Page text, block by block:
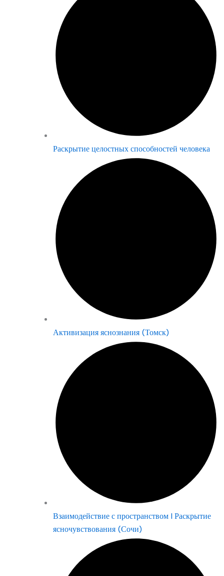
Раскрытие целостных способностей человека
Активизация яснознания (Томск)
Взаимодействие с пространством | Раскрытие
ясночувствования (Сочи)